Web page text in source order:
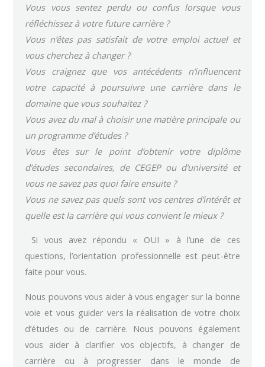
Vous vous sentez perdu ou confus lorsque vous
réfléchissez à votre future carrière ?
Vous n’êtes pas satisfait de votre emploi actuel et
vous cherchez à changer ?
Vous craignez que vos antécédents n’influencent
votre capacité à poursuivre une carrière dans le
domaine que vous souhaitez ?
Vous avez du mal à choisir une matière principale ou
un programme d’études ?
Vous êtes sur le point d’obtenir votre diplôme
d’études secondaires, de CEGEP ou d’université et
vous ne savez pas quoi faire ensuite ?
Vous ne savez pas quels sont vos centres d’intérêt et
quelle est la carrière qui vous convient le mieux ?
Si vous avez répondu « OUI » à l’une de ces
questions, l’orientation professionnelle est peut-être
faite pour vous.
Nous pouvons vous aider à vous engager sur la bonne
voie et vous guider vers la réalisation de votre choix
d’études ou de carrière. Nous pouvons également
vous aider à clarifier vos objectifs, à changer de
carrière ou à progresser dans le monde de